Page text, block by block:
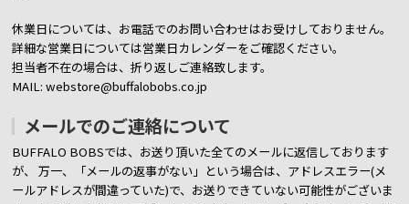
休業日については、お電話でのお問い合わせはお受けしておりません。
詳細な営業日については営業日カレンダーをご確認ください。
担当者不在の場合は、折り返しご連絡致します。
MAIL: webstore@buffalobobs.co.jp
メールでのご連絡について
BUFFALO BOBSでは、お送り頂いた全てのメールに返信しております
が、
万一、「メールの返事がない」という場合は、アドレスエラー(メ
ールアドレスが間違っていた)で、お送りできていない可能性がございま